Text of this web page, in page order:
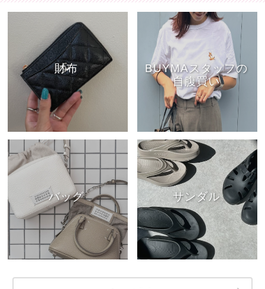
財布
BUYMAスタッフの
自腹買い
バッグ サンダル